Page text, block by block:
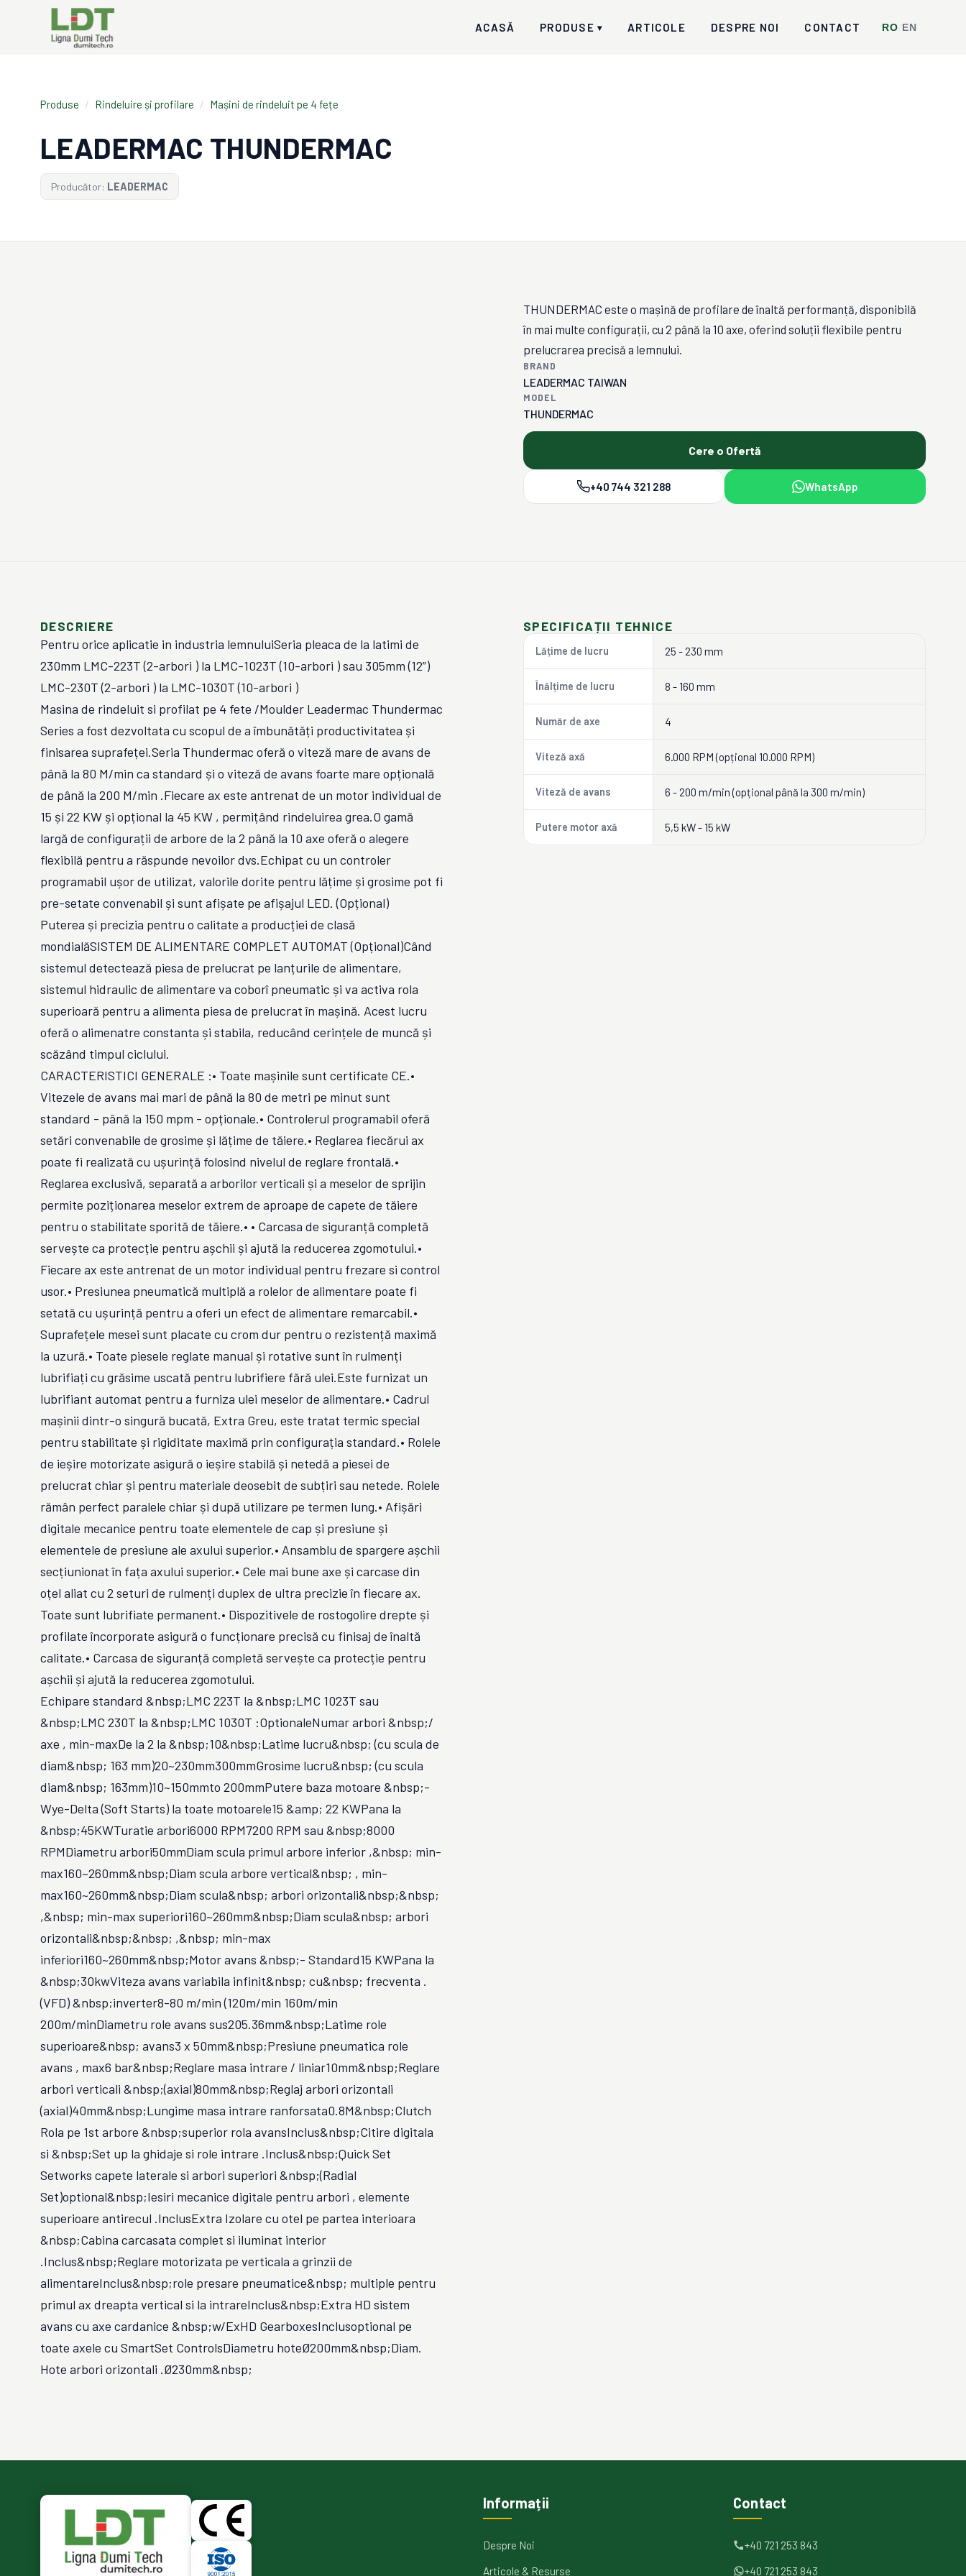
ACASĂ PRODUSE ▾ ARTICOLE DESPRE NOI CONTACT RO EN
Produse / Rindeluire și profilare / Mașini de rindeluit pe 4 fețe
LEADERMAC THUNDERMAC
Producător: LEADERMAC
THUNDERMAC este o mașină de profilare de înaltă performanță, disponibilă
în mai multe configurații, cu 2 până la 10 axe, oferind soluții flexibile pentru
prelucrarea precisă a lemnului.
BRAND
LEADERMAC TAIWAN
MODEL
THUNDERMAC
Cere o Ofertă
+40 744 321 288 WhatsApp
DESCRIERE
Pentru orice aplicatie in industria lemnuluiSeria pleaca de la latimi de
230mm LMC-223T (2-arbori ) la LMC-1023T (10-arbori ) sau 305mm (12”)
LMC-230T (2-arbori ) la LMC-1030T (10-arbori )
Masina de rindeluit si profilat pe 4 fete /Moulder Leadermac Thundermac
Series a fost dezvoltata cu scopul de a îmbunătăți productivitatea și
finisarea suprafeței.Seria Thundermac oferă o viteză mare de avans de
până la 80 M/min ca standard și o viteză de avans foarte mare opțională
de până la 200 M/min .Fiecare ax este antrenat de un motor individual de
15 și 22 KW și opțional la 45 KW , permițând rindeluirea grea.O gamă
largă de configurații de arbore de la 2 până la 10 axe oferă o alegere
flexibilă pentru a răspunde nevoilor dvs.Echipat cu un controler
programabil ușor de utilizat, valorile dorite pentru lățime și grosime pot fi
pre-setate convenabil și sunt afișate pe afișajul LED. (Opțional)
Puterea și precizia pentru o calitate a producției de clasă
mondialăSISTEM DE ALIMENTARE COMPLET AUTOMAT (Opțional)Când
sistemul detectează piesa de prelucrat pe lanțurile de alimentare,
sistemul hidraulic de alimentare va coborî pneumatic și va activa rola
superioară pentru a alimenta piesa de prelucrat în mașină. Acest lucru
oferă o alimenatre constanta și stabila, reducând cerințele de muncă și
scăzând timpul ciclului.
CARACTERISTICI GENERALE :• Toate mașinile sunt certificate CE.•
Vitezele de avans mai mari de până la 80 de metri pe minut sunt
standard - până la 150 mpm - opționale.• Controlerul programabil oferă
setări convenabile de grosime și lățime de tăiere.• Reglarea fiecărui ax
poate fi realizată cu ușurință folosind nivelul de reglare frontală.•
Reglarea exclusivă, separată a arborilor verticali și a meselor de sprijin
permite poziționarea meselor extrem de aproape de capete de tăiere
pentru o stabilitate sporită de tăiere.• • Carcasa de siguranță completă
servește ca protecție pentru așchii și ajută la reducerea zgomotului.•
Fiecare ax este antrenat de un motor individual pentru frezare si control
usor.• Presiunea pneumatică multiplă a rolelor de alimentare poate fi
setată cu ușurință pentru a oferi un efect de alimentare remarcabil.•
Suprafețele mesei sunt placate cu crom dur pentru o rezistență maximă
la uzură.• Toate piesele reglate manual și rotative sunt în rulmenți
lubrifiați cu grăsime uscată pentru lubrifiere fără ulei.Este furnizat un
lubrifiant automat pentru a furniza ulei meselor de alimentare.• Cadrul
mașinii dintr-o singură bucată, Extra Greu, este tratat termic special
pentru stabilitate și rigiditate maximă prin configurația standard.• Rolele
de ieșire motorizate asigură o ieșire stabilă și netedă a piesei de
prelucrat chiar și pentru materiale deosebit de subțiri sau netede. Rolele
rămân perfect paralele chiar și după utilizare pe termen lung.• Afișări
digitale mecanice pentru toate elementele de cap și presiune și
elementele de presiune ale axului superior.• Ansamblu de spargere așchii
secțiunionat în fața axului superior.• Cele mai bune axe și carcase din
oțel aliat cu 2 seturi de rulmenți duplex de ultra precizie în fiecare ax.
Toate sunt lubrifiate permanent.• Dispozitivele de rostogolire drepte și
profilate încorporate asigură o funcționare precisă cu finisaj de înaltă
calitate.• Carcasa de siguranță completă servește ca protecție pentru
așchii și ajută la reducerea zgomotului.
Echipare standard &nbsp;LMC 223T la &nbsp;LMC 1023T sau
&nbsp;LMC 230T la &nbsp;LMC 1030T :OptionaleNumar arbori &nbsp;/
axe , min-maxDe la 2 la &nbsp;10&nbsp;Latime lucru&nbsp; (cu scula de
diam&nbsp; 163 mm)20~230mm300mmGrosime lucru&nbsp; (cu scula
diam&nbsp; 163mm)10~150mmto 200mmPutere baza motoare &nbsp;-
Wye-Delta (Soft Starts) la toate motoarele15 &amp; 22 KWPana la
&nbsp;45KWTuratie arbori6000 RPM7200 RPM sau &nbsp;8000
RPMDiametru arbori50mmDiam scula primul arbore inferior ,&nbsp; min-
max160~260mm&nbsp;Diam scula arbore vertical&nbsp; , min-
max160~260mm&nbsp;Diam scula&nbsp; arbori orizontali&nbsp;&nbsp;
,&nbsp; min-max superiori160~260mm&nbsp;Diam scula&nbsp; arbori
orizontali&nbsp;&nbsp; ,&nbsp; min-max
inferiori160~260mm&nbsp;Motor avans &nbsp;- Standard15 KWPana la
&nbsp;30kwViteza avans variabila infinit&nbsp; cu&nbsp; frecventa .
(VFD) &nbsp;inverter8-80 m/min (120m/min 160m/min
200m/minDiametru role avans sus205.36mm&nbsp;Latime role
superioare&nbsp; avans3 x 50mm&nbsp;Presiune pneumatica role
avans , max6 bar&nbsp;Reglare masa intrare / liniar10mm&nbsp;Reglare
arbori verticali &nbsp;(axial)80mm&nbsp;Reglaj arbori orizontali
(axial)40mm&nbsp;Lungime masa intrare ranforsata0.8M&nbsp;Clutch
Rola pe 1st arbore &nbsp;superior rola avansInclus&nbsp;Citire digitala
si &nbsp;Set up la ghidaje si role intrare .Inclus&nbsp;Quick Set
Setworks capete laterale si arbori superiori &nbsp;(Radial
Set)optional&nbsp;Iesiri mecanice digitale pentru arbori , elemente
superioare antirecul .InclusExtra Izolare cu otel pe partea interioara
&nbsp;Cabina carcasata complet si iluminat interior
.Inclus&nbsp;Reglare motorizata pe verticala a grinzii de
alimentareInclus&nbsp;role presare pneumatice&nbsp; multiple pentru
primul ax dreapta vertical si la intrareInclus&nbsp;Extra HD sistem
avans cu axe cardanice &nbsp;w/ExHD GearboxesInclusoptional pe
toate axele cu SmartSet ControlsDiametru hoteØ200mm&nbsp;Diam.
Hote arbori orizontali .Ø230mm&nbsp;
SPECIFICAȚII TEHNICE
Lățime de lucru 25 - 230 mm
Înălțime de lucru 8 - 160 mm
Număr de axe 4
Viteză axă 6.000 RPM (opțional 10.000 RPM)
Viteză de avans 6 - 200 m/min (opțional până la 300 m/min)
Putere motor axă 5,5 kW - 15 kW
Informații
Despre Noi
Articole & Resurse
Contact
+40 721 253 843
+40 721 253 843